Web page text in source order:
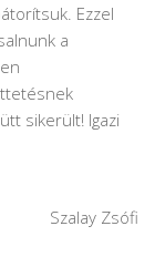
Ezzel
a
sikerült! Igazi
Szalay Zsófi